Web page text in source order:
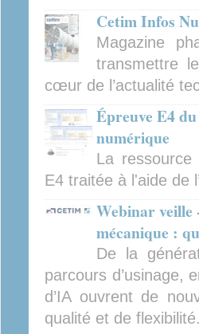
Cetim Infos
Magazine
transmettre
cœur de l’actualité
Épreuve E4
numérique
La ressource
E4 traitée à l'aide de
Webinar
mécanique :
De la
parcours d’usinage,
d’IA ouvrent de
qualité et de flexibilité.